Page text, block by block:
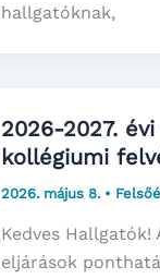
hallgatóknak,
2026-2027.
kollégiumi
2026. május 8. •
Kedves
eljárások